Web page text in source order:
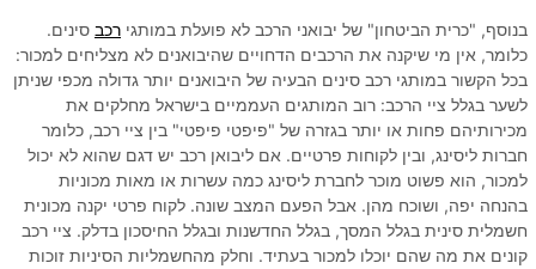
בנוסף, "כרית הביטחון" של יבואני הרכב לא פועלת במותגי רכב סינים.
כלומר, אין מי שיקנה את הרכבים הדחויים שהיבואנים לא מצליחים למכור:
בכל הקשור במותגי רכב סינים הבעיה של היבואנים יותר גדולה מכפי שניתן
לשער בגלל ציי הרכב: רוב המותגים העממיים בישראל מחלקים את
מכירותיהם פחות או יותר בגזרה של "פיפטי פיפטי" בין ציי רכב, כלומר
חברות ליסינג, ובין לקוחות פרטיים. אם ליבואן רכב יש דגם שהוא לא יכול
למכור, הוא פשוט מוכר לחברת ליסינג כמה עשרות או מאות מכוניות
בהנחה יפה, ושוכח מהן. אבל הפעם המצב שונה. לקוח פרטי יקנה מכונית
חשמלית סינית בגלל המסך, בגלל החדשנות ובגלל החיסכון בדלק. ציי רכב
קונים את מה שהם יוכלו למכור בעתיד. וחלק מהחשמליות הסיניות זוכות